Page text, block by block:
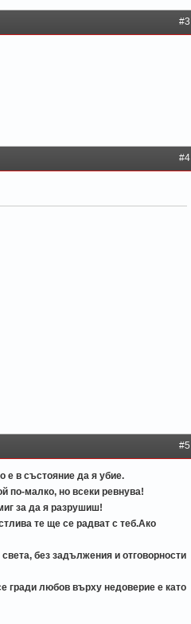
#3
#4
#5
е в състояние да я убие.
по-малко, но всеки ревнува!
за да я разрушиш!
те ще се радват с теб.Ако
без задължения и отговорности
любов върху недоверие е като